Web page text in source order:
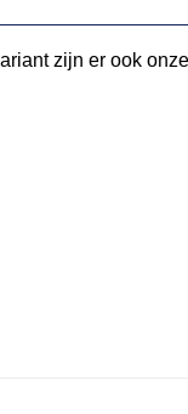
zijn er ook